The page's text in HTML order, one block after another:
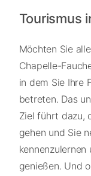
Tourismus
Möchten Sie
Chapelle-
in dem Sie Ihre
betreten. Das
Ziel führt dazu,
gehen und Sie
kennenzulernen
genießen. Und